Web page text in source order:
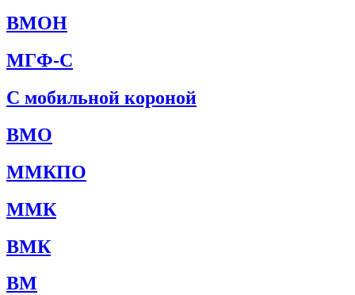
ВМОН
МГФ-С
С мобильной короной
ВМО
ММКПО
ММК
ВМК
ВМ